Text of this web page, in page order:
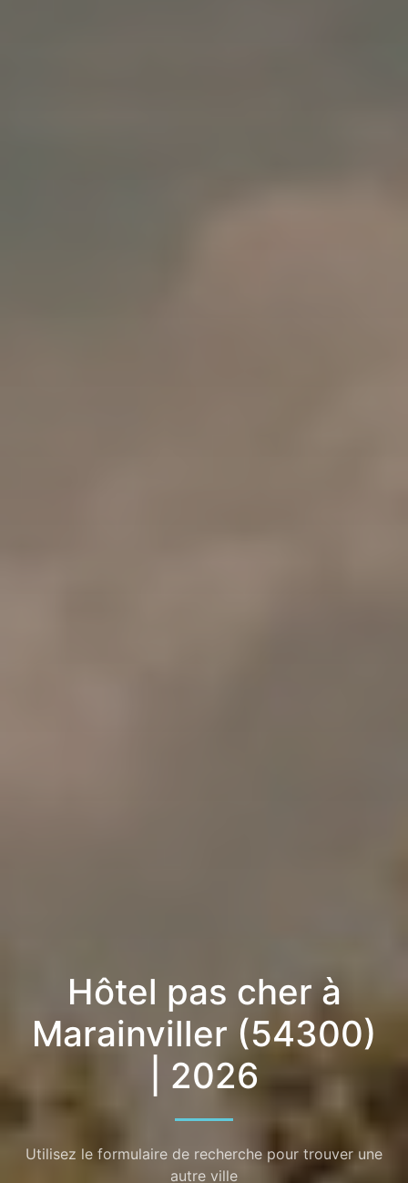
Hôtel pas cher à
Marainviller (54300)
| 2026
Utilisez le formulaire de recherche pour trouver une
autre ville